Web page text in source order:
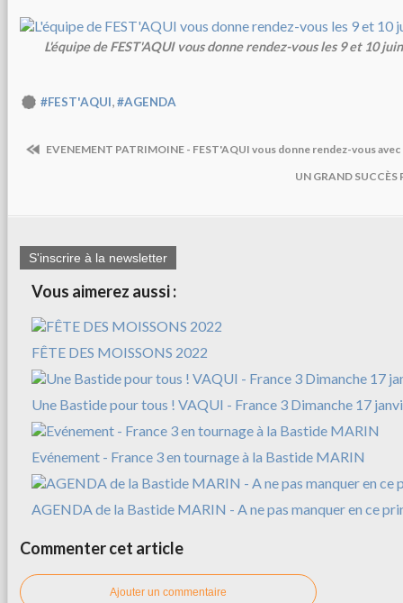
L'équipe de FEST'AQUI vous donne rendez-vous les 9 et 10
#FEST'AQUI,#AGENDA
EVENEMENT PATRIMOINE - FEST'AQUI vous donne rendez-vous avec
UN GRAND
S'inscrire à la newsletter
Vous aimerez aussi :
FÊTE DES MOISSONS 2022
Une Bastide pour tous ! VAQUI - France 3 Dimanche 17
Evénement - France 3 en tournage à la Bastide MARIN
AGENDA de la Bastide MARIN - A ne pas manquer en ce
Commenter cet article
Ajouter un commentaire